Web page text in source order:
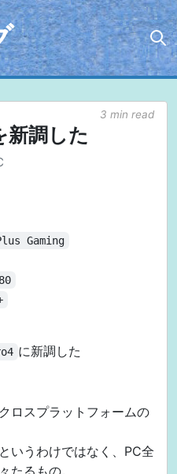
3 min read
調した
Gaming
に新調した
ロスプラットフォームの
いうわけではなく、PC全